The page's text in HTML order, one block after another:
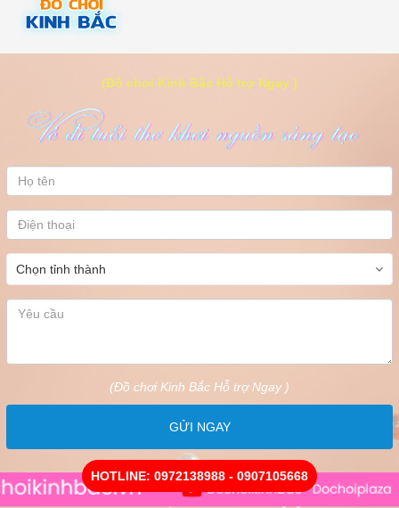
(Đồ chơi Kinh Bắc Hỗ trợ Ngay )
(Đồ chơi Kinh Bắc Hỗ trợ Ngay )
GỬI NGAY
HOTLINE: 0972138988 - 0907105668